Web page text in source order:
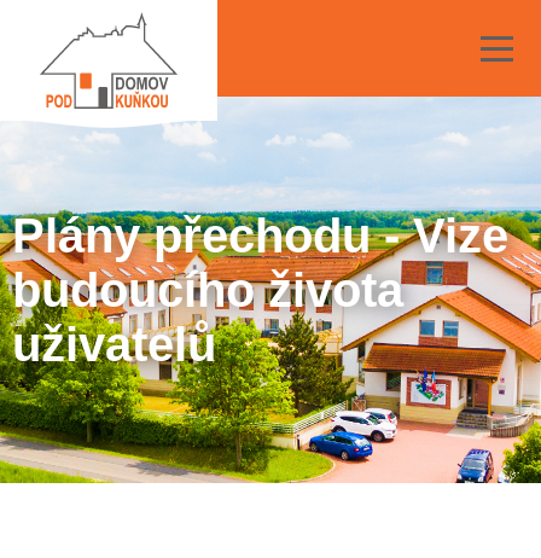
Plány přechodu - Vize
budoucího života
uživatelů